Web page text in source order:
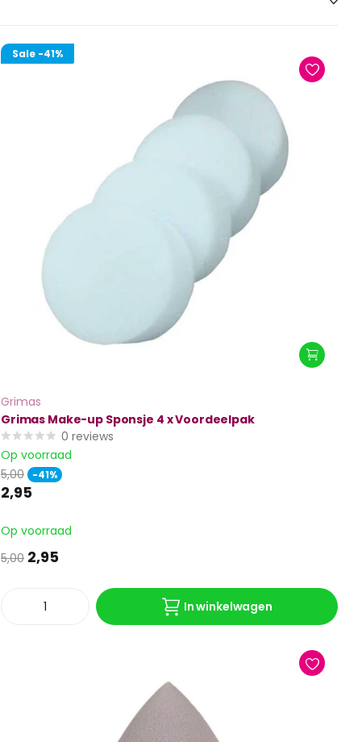
Sale -41%
Grimas
Grimas Make-up Sponsje 4 x Voordeelpak
0 reviews
Op voorraad
5,00
-41%
2,95
Op voorraad
5,00 2,95
In winkelwagen